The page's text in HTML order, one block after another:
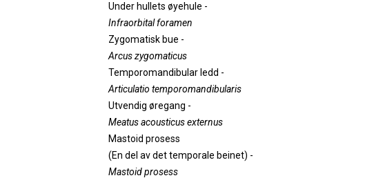
Under hullets øyehule -
Infraorbital foramen
Zygomatisk bue -
Arcus zygomaticus
Temporomandibular ledd -
Articulatio temporomandibularis
Utvendig øregang -
Meatus acousticus externus
Mastoid prosess
(En del av det temporale beinet) -
Mastoid prosess